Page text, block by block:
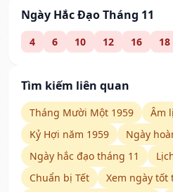
Ngày Hắc Đạo Tháng 11
4 6 10 12 16 18
Tìm kiếm liên quan
Tháng Mười Một 1959
Âm
Kỷ Hợi năm 1959
Ngày
Ngày hắc đạo tháng 11
Chuẩn bị Tết
Xem ngày tốt